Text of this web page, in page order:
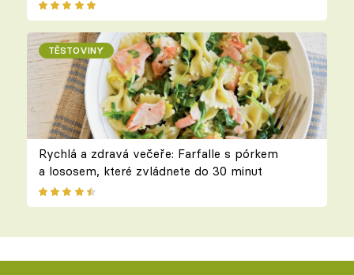
TĚSTOVINY
Rychlá a zdravá večeře: Farfalle s pórkem
a lososem, které zvládnete do 30 minut